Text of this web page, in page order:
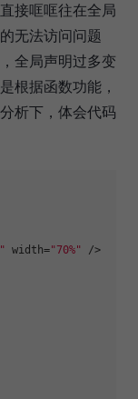
接哐哐往在全局
无法访问问题
全局声明过多变
根据函数功能，
析下，体会代码
width="70%"
/>